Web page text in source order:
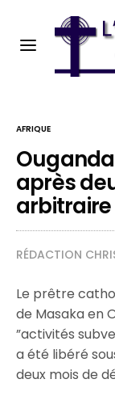
AFRIQUE
après
arbitraire
RÉDACTION
Le prêtre
de Masaka en
”activités
a été libéré
deux mois de